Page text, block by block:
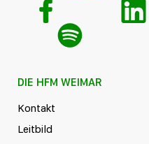
DIE HFM WEIMAR
Kontakt
Leitbild